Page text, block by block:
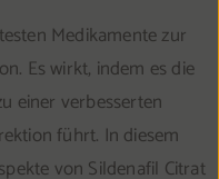
Medikamente zur
Es wirkt, indem es die
einer verbesserten
führt. In diesem
von Sildenafil Citrat